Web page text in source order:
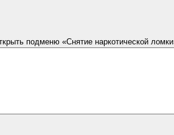
подменю «Снятие наркотической